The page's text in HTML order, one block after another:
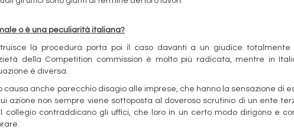
o è una peculiarità italiana?
la procedura porta poi il caso davanti a un giudice totalmente
della Competition commission è molto più radicata, mentre in
è diversa.
causa anche parecchio disagio alle imprese, che hanno la sensazione di
azione non sempre viene sottoposta al doveroso scrutinio di un ente
collegio contraddicano gli uffici, che loro in un certo modo dirigono e